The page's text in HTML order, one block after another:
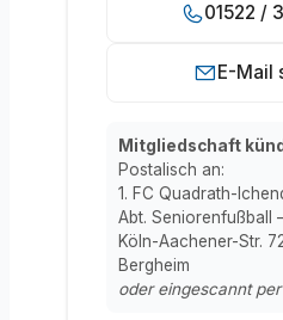
01522 /
E-Mail
Mitgliedschaft
Postalisch an:
1. FC Quadrath-
Abt. Seniorenfußball
Köln-Aachener-Str.
Bergheim
oder eingescannt